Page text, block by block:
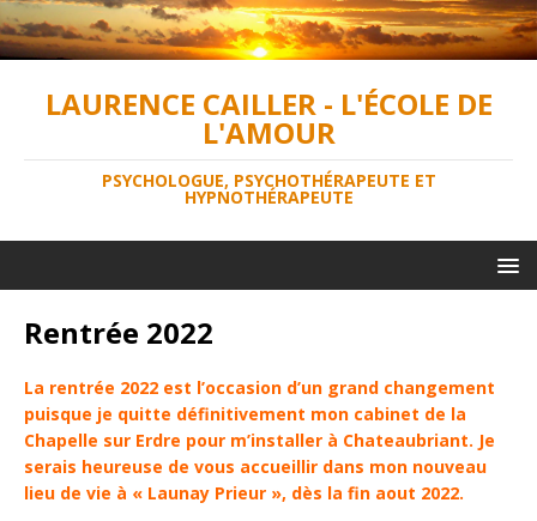
LAURENCE CAILLER - L'ÉCOLE DE
L'AMOUR
PSYCHOLOGUE, PSYCHOTHÉRAPEUTE ET
HYPNOTHÉRAPEUTE
Rentrée 2022
La rentrée 2022 est l’occasion d’un grand changement
puisque je quitte définitivement mon cabinet de la
Chapelle sur Erdre pour m’installer à Chateaubriant. Je
serais heureuse de vous accueillir dans mon nouveau
lieu de vie à « Launay Prieur », dès la fin aout 2022.